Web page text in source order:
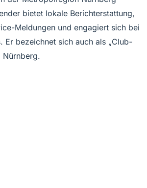
bietet lokale Berichterstattung,
Meldungen und engagiert sich bei
Er bezeichnet sich auch als „Club-
Nürnberg.